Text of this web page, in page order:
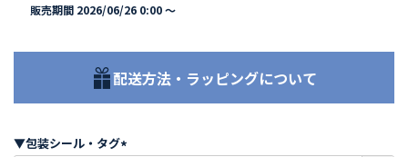
販売期間 2026/06/26 0:00〜
配送方法・ラッピングについて
▼包装シール・タグ